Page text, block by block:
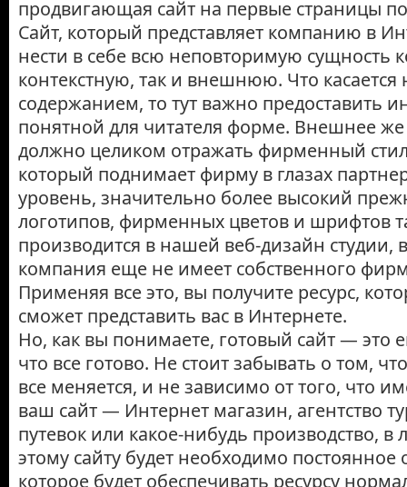
продвигающая сайт на первые страницы
Сайт, который представляет компанию в
нести в себе всю неповторимую сущность
контекстную, так и внешнюю. Что касается
содержанием, то тут важно предоставить
понятной для читателя форме. Внешнее
должно целиком отражать фирменный
который поднимает фирму в глазах
уровень, значительно более высокий
логотипов, фирменных цветов и шрифтов
производится в нашей веб-дизайн студии,
компания еще не имеет собственного
Применяя все это, вы получите ресурс,
сможет представить вас в Интернете.
Но, как вы понимаете, готовый сайт — это
что все готово. Не стоит забывать о том,
все меняется, и не зависимо от того, что
ваш сайт — Интернет магазин, агентство
путевок или какое-нибудь производство, в
этому сайту будет необходимо постоянное
которое будет обеспечивать ресурсу